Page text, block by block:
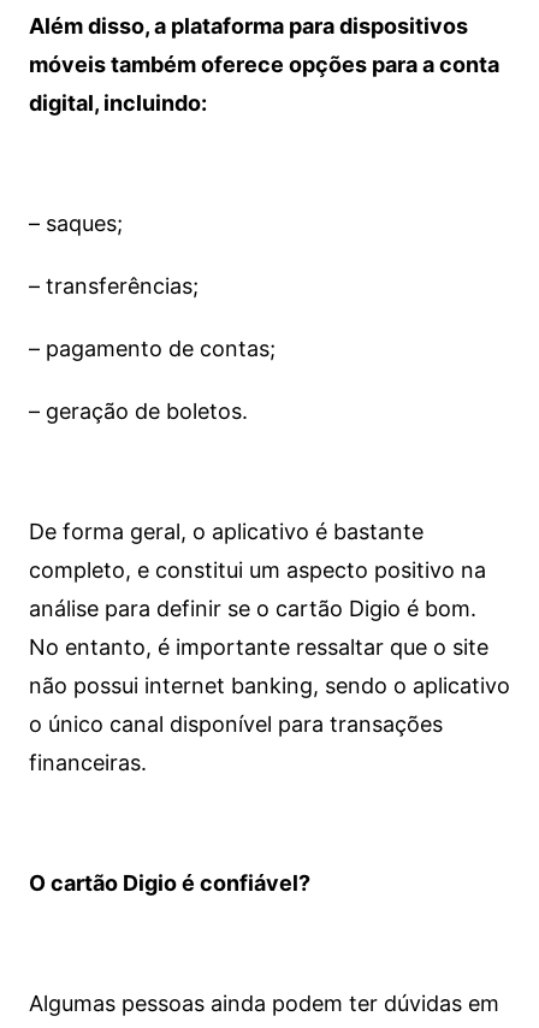
Além disso, a plataforma para dispositivos
móveis também oferece opções para a conta
digital, incluindo:
– saques;
– transferências;
– pagamento de contas;
– geração de boletos.
De forma geral, o aplicativo é bastante
completo, e constitui um aspecto positivo na
análise para definir se o cartão Digio é bom.
No entanto, é importante ressaltar que o site
não possui internet banking, sendo o aplicativo
o único canal disponível para transações
financeiras.
O cartão Digio é confiável?
Algumas pessoas ainda podem ter dúvidas em